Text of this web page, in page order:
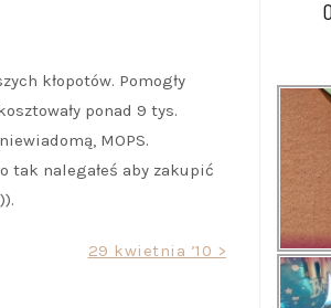
kłopotów. Pomogły
ponad 9 tys.
MOPS.
tak nalegałeś aby zakupić
29 kwietnia ’10 >